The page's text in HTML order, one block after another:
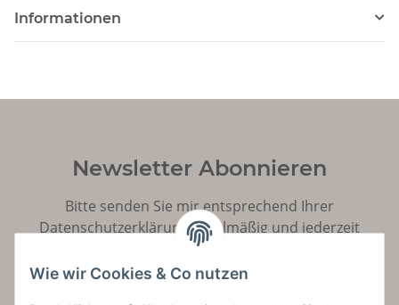
Informationen
Newsletter Abonnieren
Bitte senden Sie mir entsprechend Ihrer
Datenschutzerklärungregelmäßig und jederzeit
widerruflich Informationen zu Ihrem Produktsortiment
per E-Mail zu.
Wie wir Cookies & Co nutzen